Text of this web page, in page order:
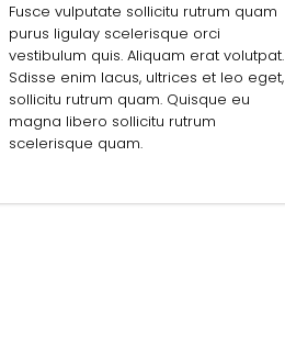
Fusce vulputate sollicitu rutrum quam
purus ligulay scelerisque orci
vestibulum quis. Aliquam erat volutpat.
Sdisse enim lacus, ultrices et leo eget,
sollicitu rutrum quam. Quisque eu
magna libero sollicitu rutrum
scelerisque quam.